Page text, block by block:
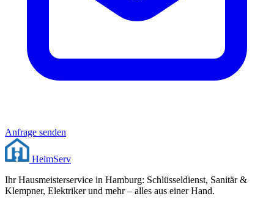
Anfrage senden
HeimServ
Ihr Hausmeisterservice in Hamburg: Schlüsseldienst, Sanitär &
Klempner, Elektriker und mehr – alles aus einer Hand.